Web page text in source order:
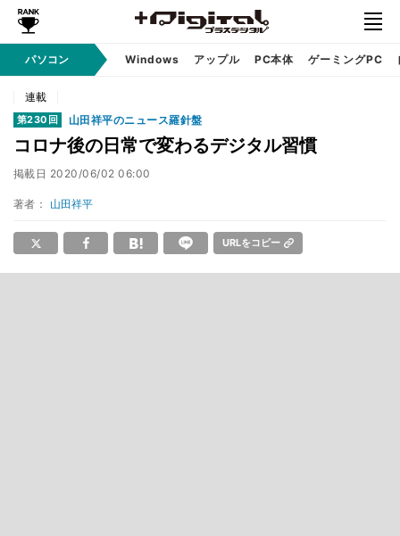
パソコン Windows アップル PC本体 ゲーミングPC
連載
第230回 山田祥平のニュース羅針盤
コロナ後の日常で変わるデジタル習慣
掲載日 2020/06/02 06:00
著者： 山田祥平
URLをコピー